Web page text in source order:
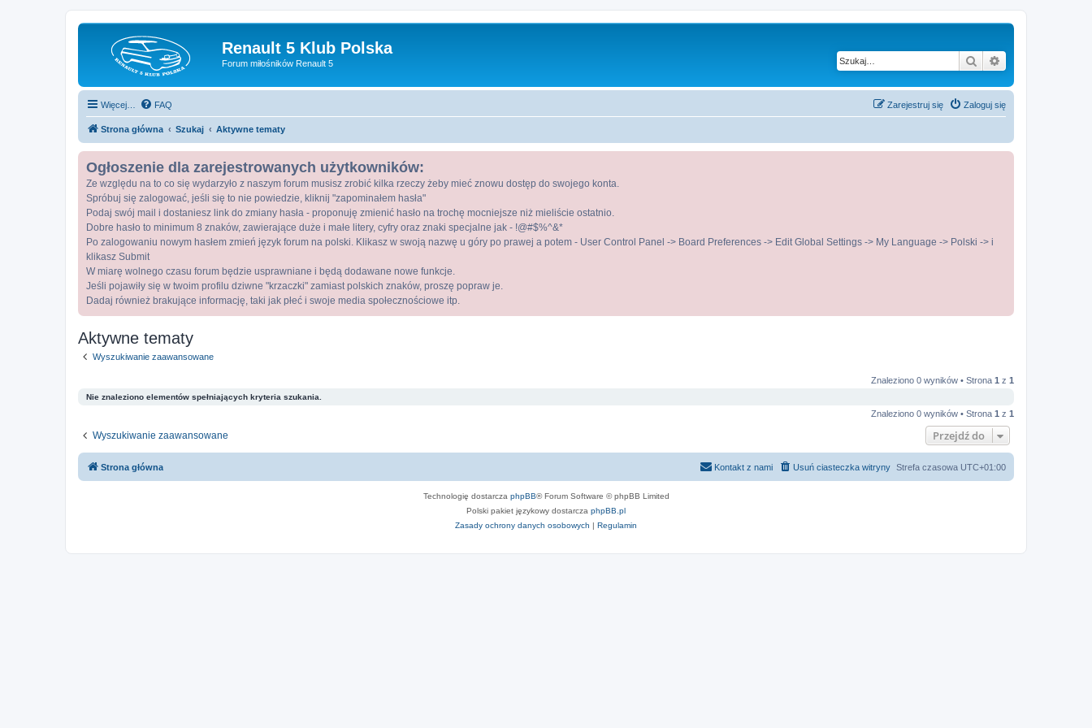
Renault 5 Klub Polska
Forum miłośników Renault 5 Szukaj
Więcej… FAQ Zaloguj się
Zarejestruj się
Strona główna Szukaj Aktywne tematy
Ogłoszenie dla zarejestrowanych użytkowników:
Ze względu na to co się wydarzyło z naszym forum musisz zrobić kilka rzeczy żeby mieć znowu dostęp do swojego konta.
Spróbuj się zalogować, jeśli się to nie powiedzie, kliknij "zapominałem hasła"
Podaj swój mail i dostaniesz link do zmiany hasła - proponuję zmienić hasło na trochę mocniejsze niż mieliście ostatnio.
Dobre hasło to minimum 8 znaków, zawierające duże i małe litery, cyfry oraz znaki specjalne jak - !@#$%^&*
Po zalogowaniu nowym hasłem zmień język forum na polski. Klikasz w swoją nazwę u góry po prawej a potem - User Control Panel -> Board Preferences -> Edit Global Settings -> My Language -> Polski -> i
klikasz Submit
W miarę wolnego czasu forum będzie usprawniane i będą dodawane nowe funkcje.
Jeśli pojawiły się w twoim profilu dziwne "krzaczki" zamiast polskich znaków, proszę popraw je.
Dadaj również brakujące informację, taki jak płeć i swoje media społecznościowe itp.
Aktywne tematy
Wyszukiwanie zaawansowane
Znaleziono 0 wyników • Strona 1 z 1
Nie znaleziono elementów spełniających kryteria szukania.
Znaleziono 0 wyników • Strona 1 z 1
Wyszukiwanie zaawansowane Przejdź do
Strona główna Strefa czasowa UTC+01:00
Usuń ciasteczka witryny
Kontakt z nami
Technologię dostarcza phpBB® Forum Software © phpBB Limited
Polski pakiet językowy dostarcza phpBB.pl
Zasady ochrony danych osobowych | Regulamin